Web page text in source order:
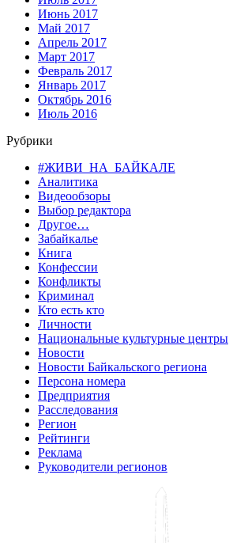
Июнь 2017
Май 2017
Апрель 2017
Март 2017
Февраль 2017
Январь 2017
Октябрь 2016
Июль 2016
Рубрики
#ЖИВИ_НА_БАЙКАЛЕ
Аналитика
Видеообзоры
Выбор редактора
Другое…
Забайкалье
Книга
Конфессии
Конфликты
Криминал
Кто есть кто
Личности
Национальные культурные центры
Новости
Новости Байкальского региона
Персона номера
Предприятия
Расследования
Регион
Рейтинги
Реклама
Руководители регионов